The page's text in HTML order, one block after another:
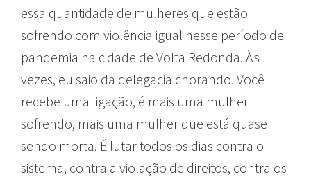
essa quantidade de mulheres que estão
sofrendo com violência igual nesse período de
pandemia na cidade de Volta Redonda. Às
vezes, eu saio da delegacia chorando. Você
recebe uma ligação, é mais uma mulher
sofrendo, mais uma mulher que está quase
sendo morta. É lutar todos os dias contra o
sistema, contra a violação de direitos, contra os